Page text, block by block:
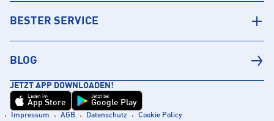
BESTER SERVICE
BLOG
JETZT APP DOWNLOADEN!
Laden im
App Store
Jetzt bei
Google Play
Impressum AGB Datenschutz
Cookie Policy